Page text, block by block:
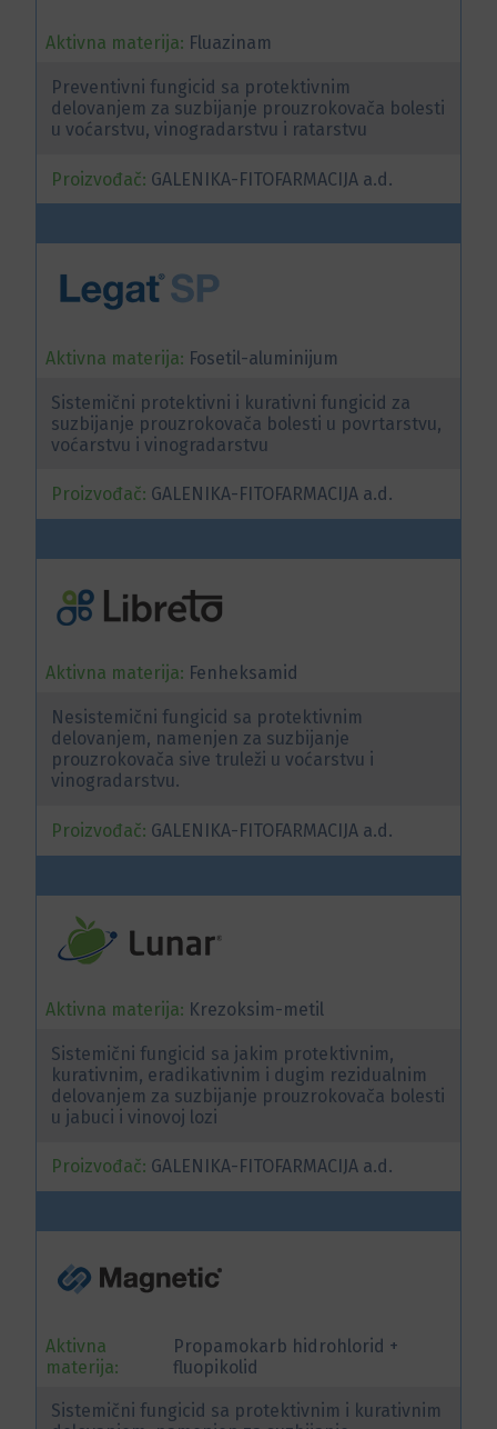
Aktivna materija: Fluazinam
Preventivni fungicid sa protektivnim
delovanjem za suzbijanje prouzrokovača bolesti
u voćarstvu, vinogradarstvu i ratarstvu
Proizvođač: GALENIKA-FITOFARMACIJA a.d.
Aktivna materija: Fosetil-aluminijum
Sistemični protektivni i kurativni fungicid za
suzbijanje prouzrokovača bolesti u povrtarstvu,
voćarstvu i vinogradarstvu
Proizvođač: GALENIKA-FITOFARMACIJA a.d.
Aktivna materija: Fenheksamid
Nesistemični fungicid sa protektivnim
delovanjem, namenjen za suzbijanje
prouzrokovača sive truleži u voćarstvu i
vinogradarstvu.
Proizvođač: GALENIKA-FITOFARMACIJA a.d.
Aktivna materija: Krezoksim-metil
Sistemični fungicid sa jakim protektivnim,
kurativnim, eradikativnim i dugim rezidualnim
delovanjem za suzbijanje prouzrokovača bolesti
u jabuci i vinovoj lozi
Proizvođač: GALENIKA-FITOFARMACIJA a.d.
Aktivna
materija:
Propamokarb hidrohlorid +
fluopikolid
Sistemični fungicid sa protektivnim i kurativnim